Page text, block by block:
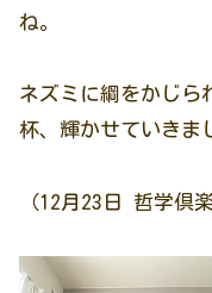
ね。
ネズミに綱をかじら
杯、輝かせていきま
（12月23日 哲学倶